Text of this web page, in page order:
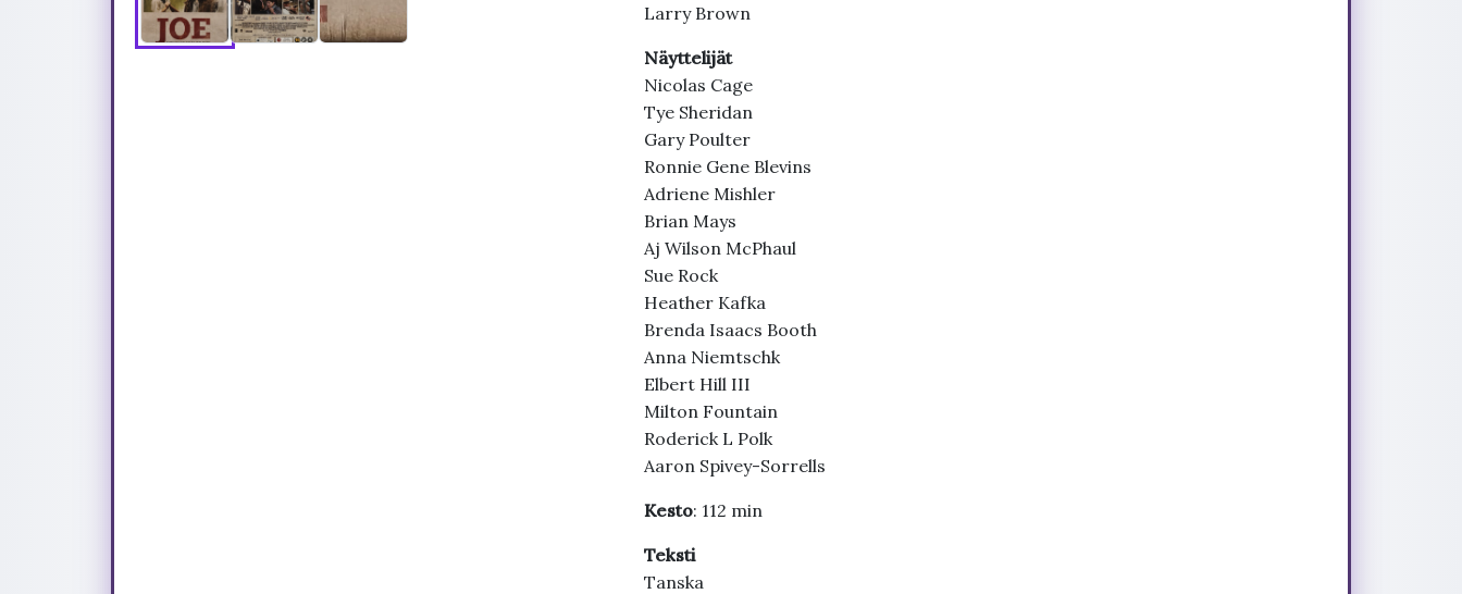
Larry Brown
Näyttelijät
Nicolas Cage
Tye Sheridan
Gary Poulter
Ronnie Gene Blevins
Adriene Mishler
Brian Mays
Aj Wilson McPhaul
Sue Rock
Heather Kafka
Brenda Isaacs Booth
Anna Niemtschk
Elbert Hill III
Milton Fountain
Roderick L Polk
Aaron Spivey-Sorrells
Kesto: 112 min
Teksti
Tanska